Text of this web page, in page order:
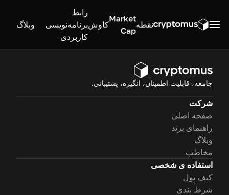
نقطه
Market
Cap
کاوش
رابط
برنامه‌نویسی
کاربردی
وبلاگ
جامعه، قابلیت اطمینان، انگیزه، پشتیبانی.
شرکت
صفحه اصلی
راهنمای برند
وبلاگ
مخاطب
استفاده ی شخصی
کیف پول
شرط بندی